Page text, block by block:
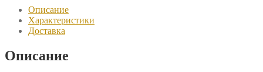
Описание
Характеристики
Доставка
Описание